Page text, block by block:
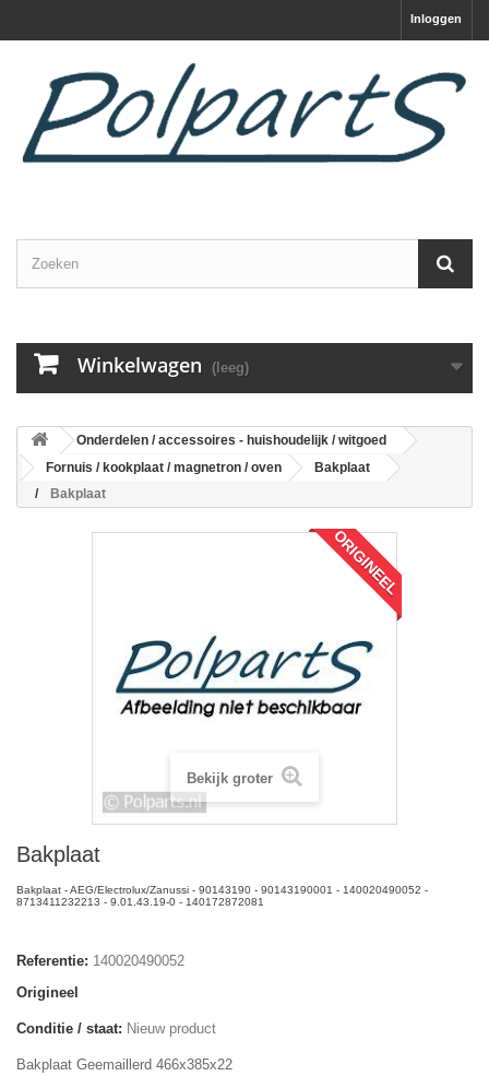
Inloggen
Winkelwagen (leeg)
Onderdelen / accessoires - huishoudelijk / witgoed
Fornuis / kookplaat / magnetron / oven
Bakplaat
Bakplaat
ORIGINEEL
Bekijk groter
Bakplaat
Bakplaat - AEG/Electrolux/Zanussi - 90143190 - 90143190001 - 140020490052 -
8713411232213 - 9.01.43.19-0 - 140172872081
Referentie: 140020490052
Origineel
Conditie / staat: Nieuw product
Bakplaat Geemaillerd 466x385x22